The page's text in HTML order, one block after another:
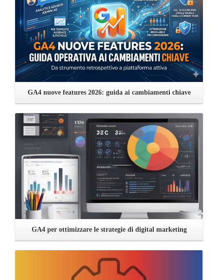
GA4 nuove features 2026: guida ai cambiamenti chiave
GA4 per ottimizzare le strategie di digital marketing